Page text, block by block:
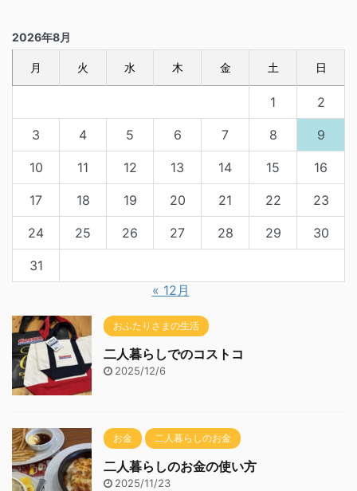
2026年8月
月 火 水 木 金 土 日
1 2
3 4 5 6 7 8 9
10 11 12 13 14 15 16
17 18 19 20 21 22 23
24 25 26 27 28 29 30
31
« 12月
おふたりさまの生活
二人暮らしでのコストコ
2025/12/6
お金 二人暮らしのお金
二人暮らしのお金の使い方
2025/11/23